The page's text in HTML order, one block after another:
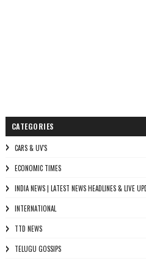
CATEGORIES
CARS & UV'S
ECONOMIC TIMES
INDIA NEWS | LATEST NEWS HEADLINES & LIVE
INTERNATIONAL
TTD NEWS
TELUGU GOSSIPS